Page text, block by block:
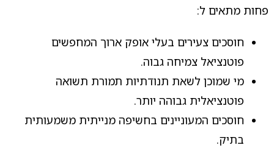
פחות מתאים ל:
חוסכים צעירים בעלי אופק ארוך המחפשים
פוטנציאל צמיחה גבוה.
מי שמוכן לשאת תנודתיות תמורת תשואה
פוטנציאלית גבוהה יותר.
חוסכים המעוניינים בחשיפה מנייתית משמעותית
בתיק.